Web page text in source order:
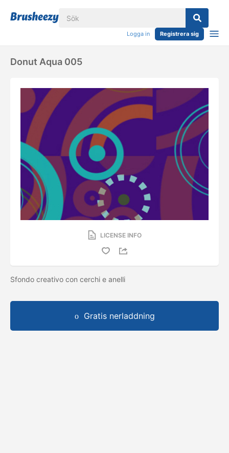
Logga in Registrera sig
Donut Aqua 005
LICENSE INFO
Sfondo creativo con cerchi e anelli
Gratis nerladdning